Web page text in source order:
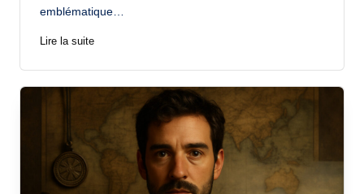
emblématique…
Lire la suite